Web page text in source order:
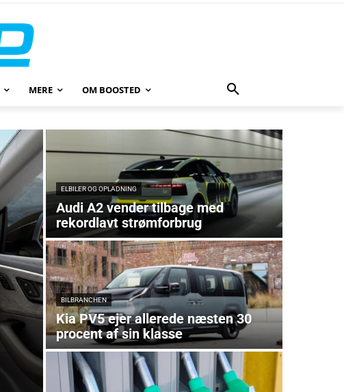
MERE OM BOOSTED
ELBILER OG OPLADNING
Audi A2 vender tilbage med
rekordlavt strømforbrug
BILBRANCHEN
Kia PV5 ejer allerede næsten 30
procent af sin klasse